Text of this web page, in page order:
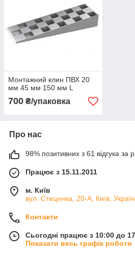
Монтажний клин ПВХ 20
мм 45 мм 150 мм L
700 ₴/упаковка
Про нас
98% позитивних з 61 відгука за
Працює з 15.11.2011
м. Київ
вул. Стеценка, 20-А, Київ,
Контакти
Сьогодні працює з 10:00 до
Показати весь графік роботи